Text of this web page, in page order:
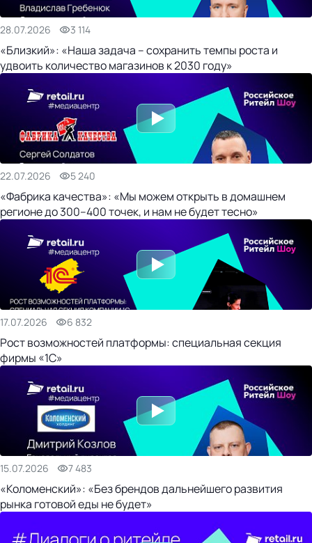
28.07.2026 3 114
«Близкий»: «Наша задача – сохранить темпы роста и
удвоить количество магазинов к 2030 году»
22.07.2026 5 240
«Фабрика качества»: «Мы можем открыть в домашнем
регионе до 300–400 точек, и нам не будет тесно»
17.07.2026 6 832
Рост возможностей платформы: специальная секция
фирмы «1С»
15.07.2026 7 483
«Коломенский»: «Без брендов дальнейшего развития
рынка готовой еды не будет»